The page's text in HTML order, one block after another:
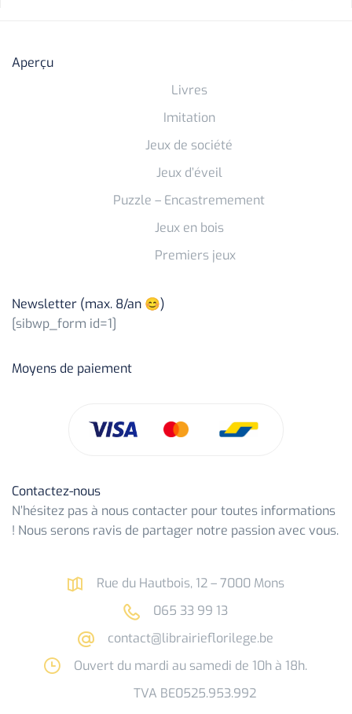
Aperçu
Livres
Imitation
Jeux de société
Jeux d’éveil
Puzzle – Encastremement
Jeux en bois
Premiers jeux
Newsletter (max. 8/an 😊)
[sibwp_form id=1]
Moyens de paiement
Contactez-nous
N’hésitez pas à nous contacter pour toutes informations
! Nous serons ravis de partager notre passion avec vous.
Rue du Hautbois, 12 – 7000 Mons
065 33 99 13
contact@librairieflorilege.be
Ouvert du mardi au samedi de 10h à 18h.
TVA BE0525.953.992